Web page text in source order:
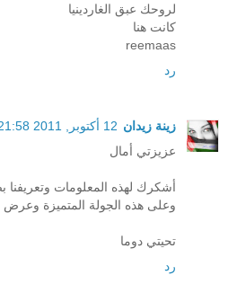
لروحك عبق الغاردينيا
كانت هنا
reemaas
رد
زينة زيدان 12 أكتوبر, 2011 21:58
عزيزتي أمال
أشكرك لهذه المعلومات وتعريفنا
وعلى هذه الجولة المتميزة وعرض
تحيتي دوما
رد